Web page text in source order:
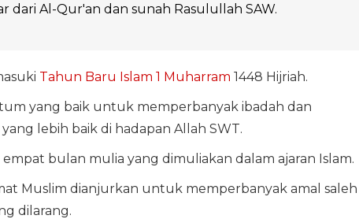
dari Al-Qur'an dan sunah Rasulullah SAW.
Tahun Baru Islam 1 Muharram 1448 Hijriah.
yang baik untuk memperbanyak ibadah dan
lebih baik di hadapan Allah SWT.
bulan mulia yang dimuliakan dalam ajaran Islam.
Muslim dianjurkan untuk memperbanyak amal saleh
dilarang.